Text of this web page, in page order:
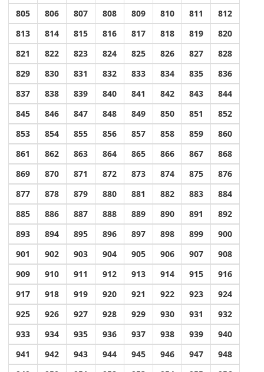
805
806 807 808 809 810 811
812
813
814 815 816 817 818 819
820
821
822 823 824 825 826 827
828
829
830 831 832 833 834 835
836
837
838 839 840 841 842 843
844
845
846 847 848 849 850 851
852
853
854 855 856 857 858 859
860
861
862 863 864 865 866 867
868
869
870 871 872 873 874 875
876
877
878 879 880 881 882 883
884
885
886 887 888 889 890 891
892
893
894 895 896 897 898 899
900
901
902 903 904 905 906 907
908
909
910 911 912 913 914 915
916
917
918 919 920 921 922 923
924
925
926 927 928 929 930 931
932
933
934 935 936 937 938 939
940
941
942 943 944 945 946 947
948